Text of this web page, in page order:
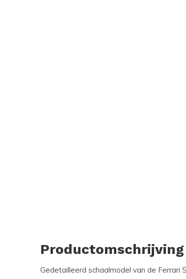
Productomschrijving
Gedetailleerd schaalmodel van de Ferrari